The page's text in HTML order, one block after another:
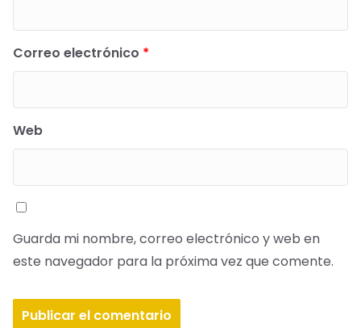
Correo electrónico *
Web
Guarda mi nombre, correo electrónico y web en
este navegador para la próxima vez que comente.